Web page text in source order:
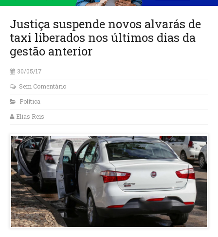
Justiça suspende novos alvarás de
taxi liberados nos últimos dias da
gestão anterior
30/05/17
Sem Comentário
Política
Elias Reis